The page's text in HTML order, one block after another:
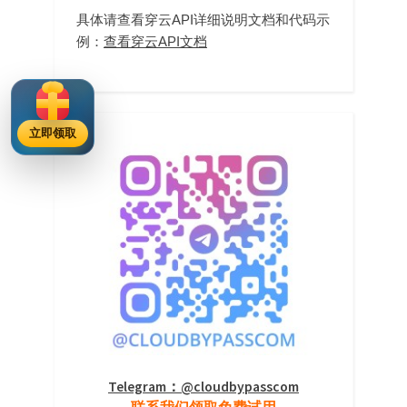
具体请查看穿云API详细说明文档和代码示
例： 查看穿云API文档
Telegram：@cloudbypasscom
立即领取